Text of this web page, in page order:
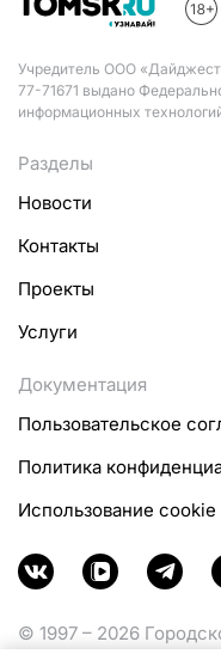
Учредитель ООО
77-71671 выдано
информационных
Разделы
Новости
Контакты
Проекты
Услуги
Документация
Пользовательское
Политика
Использование cookie
© 1997 – 2026